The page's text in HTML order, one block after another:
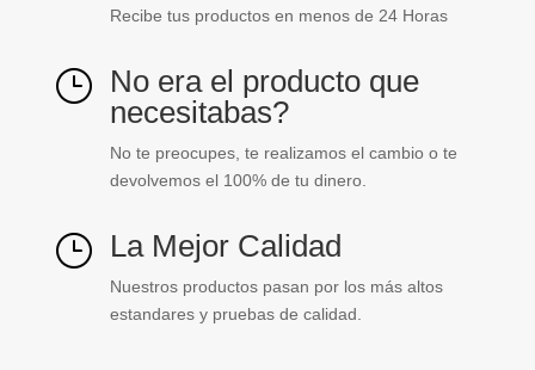
Recibe tus productos en menos de 24 Horas
} No era el producto que
necesitabas?
No te preocupes, te realizamos el cambio o te
devolvemos el 100% de tu dinero.
} La Mejor Calidad
Nuestros productos pasan por los más altos
estandares y pruebas de calidad.